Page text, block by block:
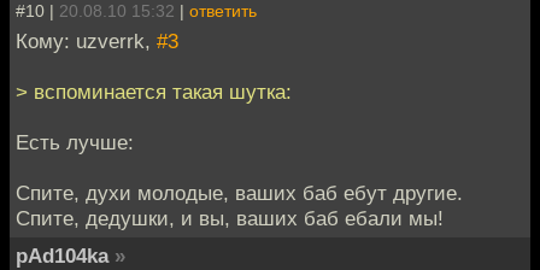
#10 | 20.08.10 15:32 | ответить
Кому: uzverrk, #3
> вспоминается такая шутка:
Есть лучше:
Спите, духи молодые, ваших баб ебут другие.
Спите, дедушки, и вы, ваших баб ебали мы!
pAd104ka »